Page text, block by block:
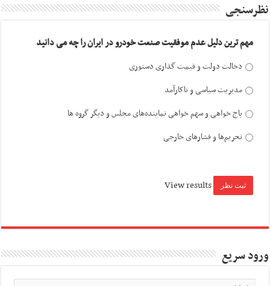
نظرسنجی
مهم ترین دلیل عدم موفقیت صنعت خودرو در ایران را چه می دانید
دخالت دولت و قیمت گذاری دستوری
مدیریت سیاسی و ناکارآمد
باج خواهی و سهم خواهی نماینده‌های مجلس و دیگر گروه ها
تحریم‌ها و فشارهای خارجی
View results
ورود سریع